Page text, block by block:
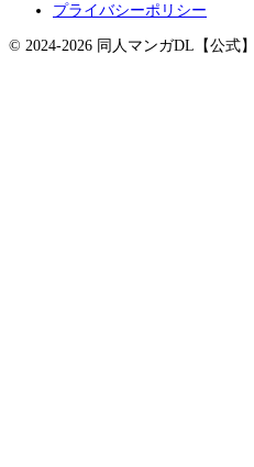
プライバシーポリシー
© 2024-2026 同人マンガDL【公式】.